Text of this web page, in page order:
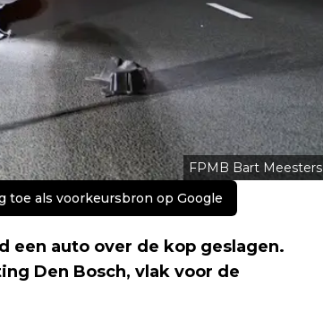
FPMB Bart Meesters
toe als voorkeursbron op Google
een auto over de kop geslagen.
Den Bosch, vlak voor de